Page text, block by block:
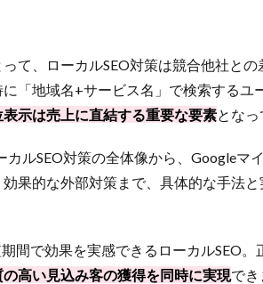
て、ローカルSEO対策は競合他社との
「地域名+サービス名」で検索するユ
示は売上に直結する重要な要素となっ
ルSEO対策の全体像から、Googleマ
果的な外部対策まで、具体的な手法と
間で効果を実感できるローカルSEO。
高い見込み客の獲得を同時に実現で